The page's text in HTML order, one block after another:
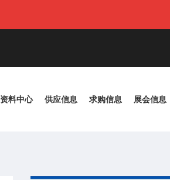
资料中心 供应信息 求购信息 展会信息